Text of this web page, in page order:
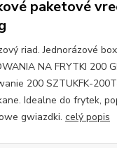
paketové
riad. Jednorázové
NA FRYTKI 200
200 SZTUKFK-
Idealne do frytek,
gwiazdki. celý popis